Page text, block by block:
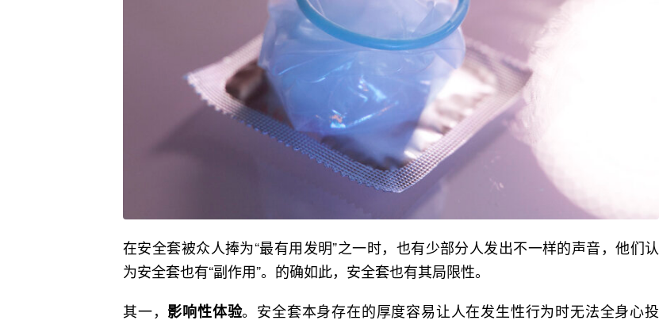
在安全套被众人捧为“最有用发明”之一时，也有少部分人发出不一样的声音，他们认
为安全套也有“副作用”。的确如此，安全套也有其局限性。
其一， 影响性体验。安全套本身存在的厚度容易让人在发生性行为时无法全身心投